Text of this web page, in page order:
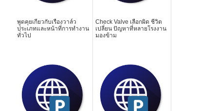
พูดคุยเกี่ยวกับเรื่องวาล์ว
ประเภทและหน้าที่การทำงาน
ทั่วไป
Check Valve เลือกผิด ชีวิต
เปลี่ยน ปัญหาที่หลายโรงงาน
มองข้าม